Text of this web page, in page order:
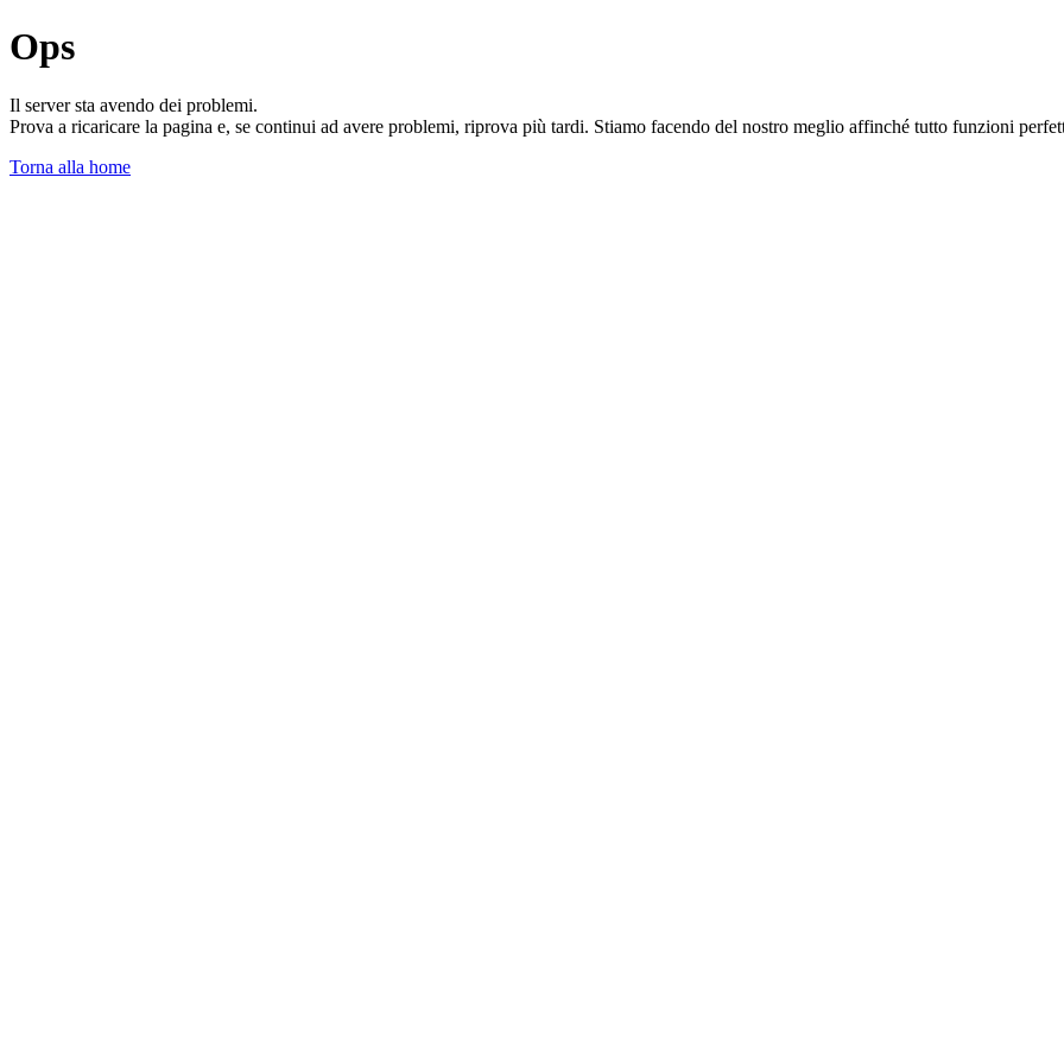
Ops
Il server sta avendo dei problemi.
Prova a ricaricare la pagina e, se continui ad avere problemi, riprova più tardi. Stiamo facendo del nostro meglio affinché tutto funzioni
Torna alla home